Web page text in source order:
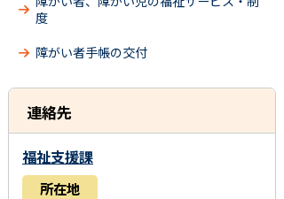
度
障がい者手帳の交付
連絡先
福祉支援課
所在地